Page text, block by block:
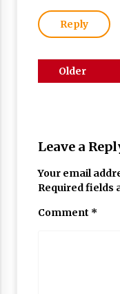
Reply
Comments
Older
Leave a
Your email
Required fields
Comment *